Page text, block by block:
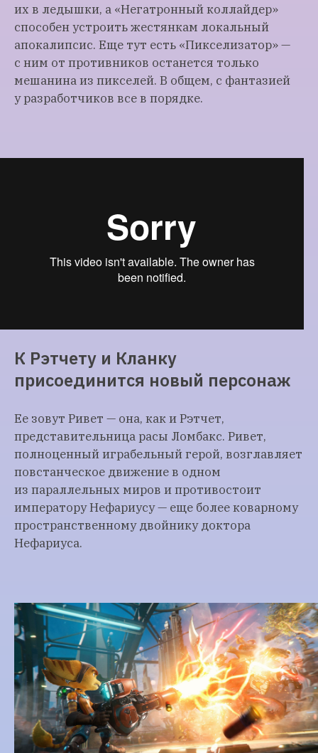
их в ледышки, а «Негатронный коллайдер»
способен устроить жестянкам локальный
апокалипсис. Еще тут есть «Пикселизатор» —
с ним от противников останется только
мешанина из пикселей. В общем, с фантазией
у разработчиков все в порядке.
К Рэтчету и Кланку
присоединится новый персонаж
Ее зовут Ривет — она, как и Рэтчет,
представительница расы Ломбакс. Ривет,
полноценный играбельный герой, возглавляет
повстанческое движение в одном
из параллельных миров и противостоит
императору Нефариусу — еще более коварному
пространственному двойнику доктора
Нефариуса.